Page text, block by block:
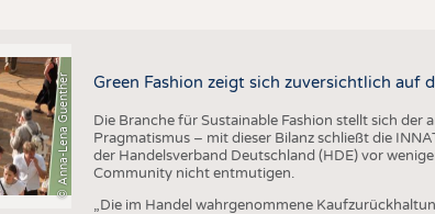
© Anna-Lena Guenther Green Fashion zeigt sich zuversichtlich auf
Die Branche für Sustainable Fashion stellt sich
Pragmatismus – mit dieser Bilanz schließt die
der Handelsverband Deutschland (HDE) vor
Community nicht entmutigen.
„Die im Handel wahrgenommene